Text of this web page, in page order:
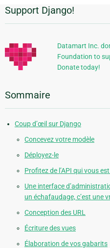
Informations
supplémentaires
Support Django!
Datamart Inc.
Foundation to
Donate today!
Sommaire
Coup d’œil sur Django
Concevez votre modèle
Déployez-le
Profitez de l’API qui vous
Une interface
un échafaudage, c’est une
Conception des URL
Écriture des vues
Élaboration de vos gabarits